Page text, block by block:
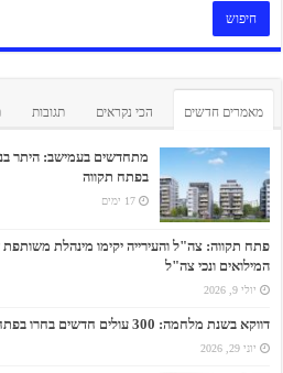
מאמרים חדשים הכי נקראים תגובות
מתחדשים בעמישב: היתר
בפתח תקווה
17 ימים
פתח תקווה: צה"ל והעירייה יקימו מינהלת
המילואים ונכי צה"ל
יולי 9, 2026
דווקא בשנת מלחמה: 300 עולים חדשים בחרו בפתח תקווה
יוני 29, 2026